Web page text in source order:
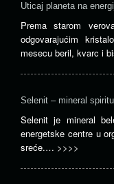
Uticaj planeta na
Prema starom
odgovarajućim
mesecu beril, kvarc i
Selenit – mineral
Selenit je mineral
energetske centre u
sreće.… >>>>